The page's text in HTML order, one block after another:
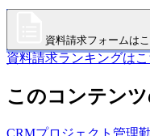
資料請求フォームは
資料請求ランキングはこ
このコンテン
CRMプロジェクト管理